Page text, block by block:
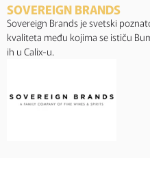
SOVEREIGN BRANDS
Sovereign Brands je svetski
kvaliteta među kojima se ističu
ih u Calix-u.